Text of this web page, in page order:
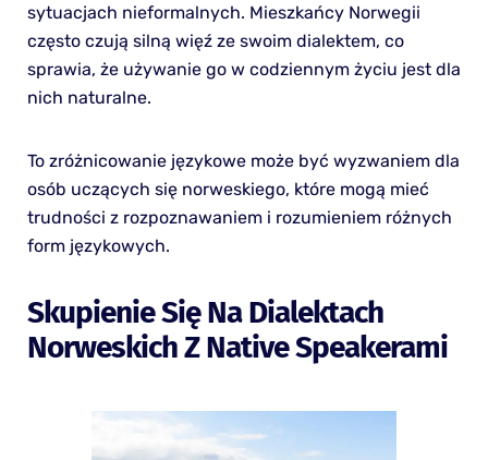
sytuacjach nieformalnych. Mieszkańcy Norwegii
często czują silną więź ze swoim dialektem, co
sprawia, że używanie go w codziennym życiu jest dla
nich naturalne.
To zróżnicowanie językowe może być wyzwaniem dla
osób uczących się norweskiego, które mogą mieć
trudności z rozpoznawaniem i rozumieniem różnych
form językowych.
Skupienie Się Na Dialektach
Norweskich Z Native Speakerami